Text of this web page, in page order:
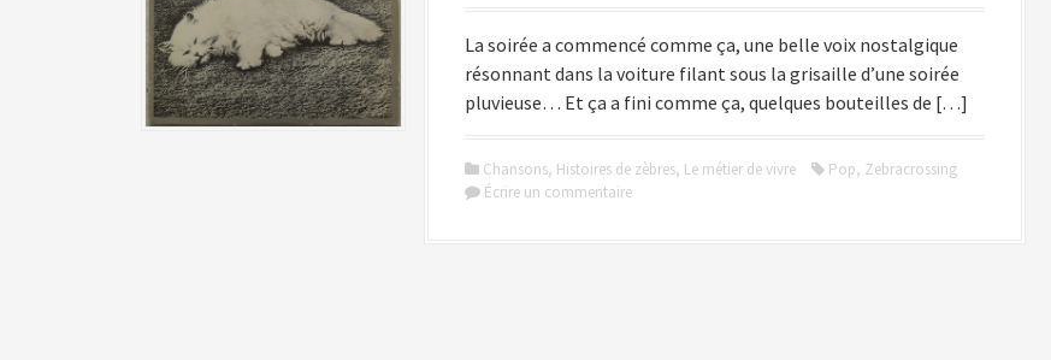
La soirée a commencé comme ça, une belle voix nostalgique
résonnant dans la voiture filant sous la grisaille d’une soirée
pluvieuse… Et ça a fini comme ça, quelques bouteilles de […]
Chansons, Histoires de zèbres, Le métier de vivre Pop, Zebracrossing
Écrire un commentaire